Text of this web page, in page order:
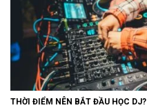
THỜI ĐIỂM NÊN BẮT ĐẦU HỌC DJ?